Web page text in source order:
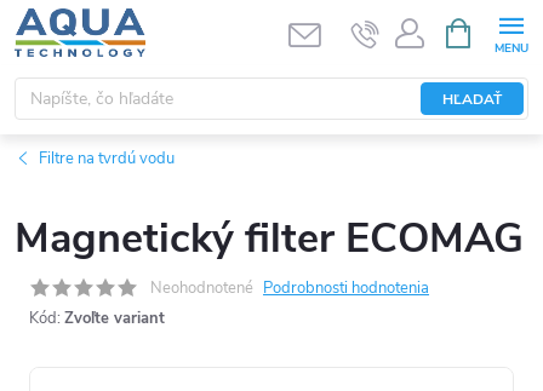
Prejsť
na
obsah
HĽADAŤ
KOŠÍK
Filtre na tvrdú vodu
Magnetický filter ECOMAG
Neohodnotené Podrobnosti hodnotenia
Kód: Zvoľte variant